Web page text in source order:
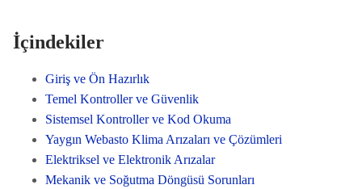
İçindekiler
Giriş ve Ön Hazırlık
Temel Kontroller ve Güvenlik
Sistemsel Kontroller ve Kod Okuma
Yaygın Webasto Klima Arızaları ve Çözümleri
Elektriksel ve Elektronik Arızalar
Mekanik ve Soğutma Döngüsü Sorunları